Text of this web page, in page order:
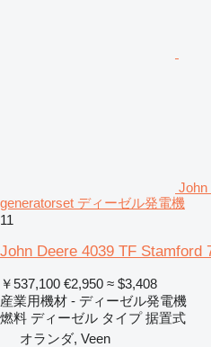
John
generatorset ディーゼル発電機
11
John Deere 4039 TF Stamford
￥537,100 €2,950 ≈ $3,408
産業用機材 - ディーゼル発電機
燃料 ディーゼル タイプ 据置式
オランダ, Veen